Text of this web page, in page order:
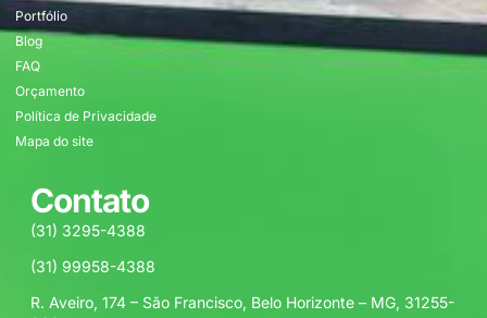
Portfólio
Blog
FAQ
Orçamento
Política de Privacidade
Mapa do site
Contato
(31) 3295-4388
(31) 99958-4388
R. Aveiro, 174 – São Francisco, Belo Horizonte – MG, 31255-